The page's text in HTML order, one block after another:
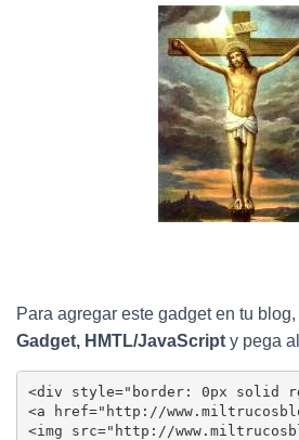
Para agregar este gadget en tu blog,
Gadget, HMTL/JavaScript y pega
<div style="border: 0px solid
<a href="http://
<img src="http://